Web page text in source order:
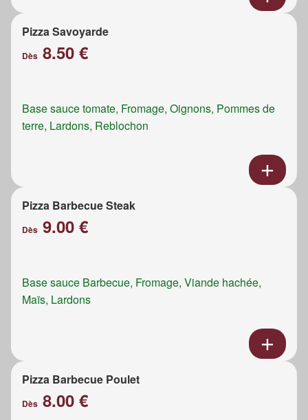
Pizza Savoyarde
Dès 8.50 €
Base sauce tomate, Fromage, Oignons, Pommes de
terre, Lardons, Reblochon
Pizza Barbecue Steak
Dès 9.00 €
Base sauce Barbecue, Fromage, Viande hachée,
Maïs, Lardons
Pizza Barbecue Poulet
Dès 8.00 €